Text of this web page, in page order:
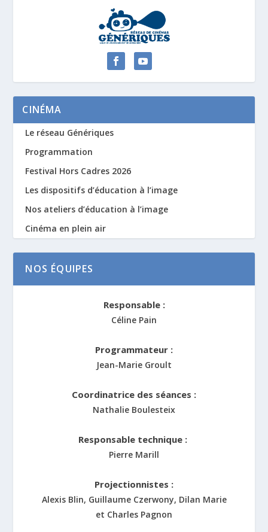
CINÉMA
Le réseau Génériques
Programmation
Festival Hors Cadres 2026
Les dispositifs d’éducation à l’image
Nos ateliers d’éducation à l’image
Cinéma en plein air
NOS ÉQUIPES
Responsable :
Céline Pain
Programmateur :
Jean-Marie Groult
Coordinatrice des séances :
Nathalie Boulesteix
Responsable technique :
Pierre Marill
Projectionnistes :
Alexis Blin, Guillaume Czerwony, Dilan Marie
et Charles Pagnon